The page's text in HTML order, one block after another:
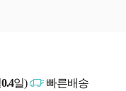
0.4일)
빠른배송